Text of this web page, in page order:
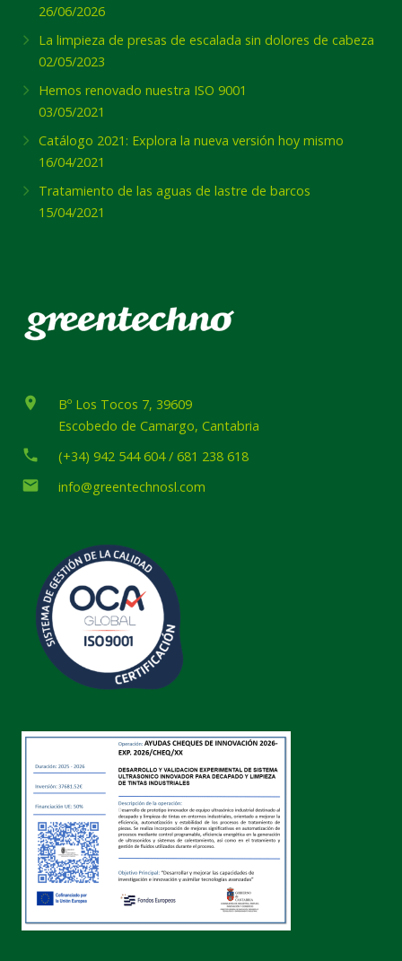
26/06/2026
La limpieza de presas de escalada sin dolores de cabeza
02/05/2023
Hemos renovado nuestra ISO 9001
03/05/2021
Catálogo 2021: Explora la nueva versión hoy mismo
16/04/2021
Tratamiento de las aguas de lastre de barcos
15/04/2021
place
Bº Los Tocos 7, 39609
Escobedo de Camargo, Cantabria
phone (+34) 942 544 604 / 681 238 618
email info@greentechnosl.com